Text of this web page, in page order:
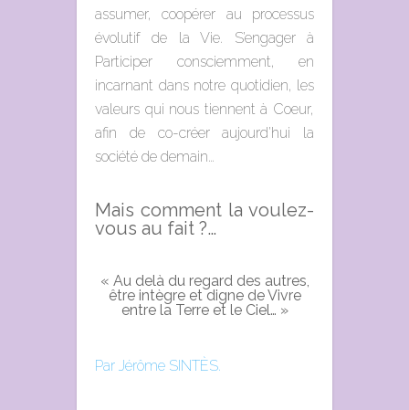
assumer, coopérer au processus
évolutif de la Vie. S’engager à
Participer consciemment, en
incarnant dans notre quotidien, les
valeurs qui nous tiennent à Coeur,
afin de co-créer aujourd’hui la
société de demain…
Mais comment la voulez-
vous au fait ?…
« Au delà du regard des autres,
être intègre et digne de Vivre
entre la Terre et le Ciel… »
Par Jérôme SINTÈS.